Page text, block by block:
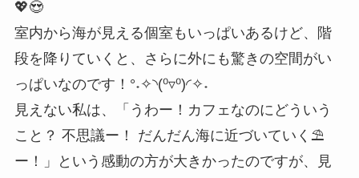
💖😍
室内から海が見える個室もいっぱいあるけど、階
段を降りていくと、さらに外にも驚きの空間がい
っぱいなのです！°˖✧◝(⁰▿⁰)◜✧˖
見えない私は、「うわー！カフェなのにどういう
こと？ 不思議ー！ だんだん海に近づいていく⛱
ー！」という感動の方が大きかったのですが、見